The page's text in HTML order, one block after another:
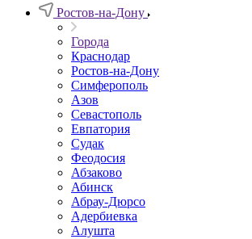
Ростов-на-Дону
Города
Краснодар
Ростов-на-Дону
Симферополь
Азов
Севастополь
Евпатория
Судак
Феодосия
Абзаково
Абинск
Абрау-Дюрсо
Адербиевка
Алушта